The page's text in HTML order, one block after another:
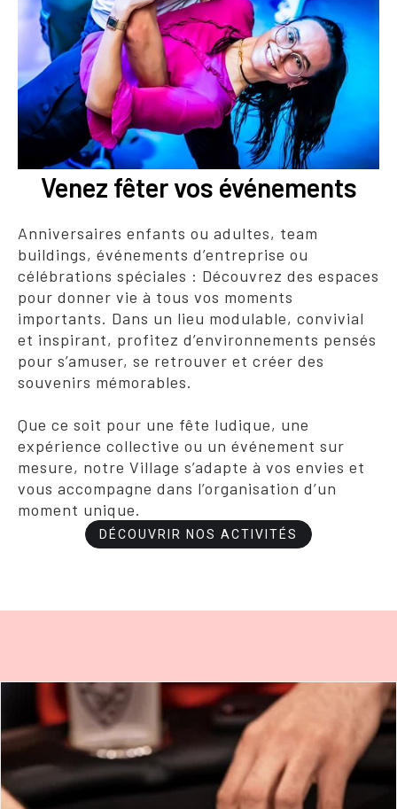
Venez fêter vos événements
Anniversaires enfants ou adultes, team
buildings, événements d’entreprise ou
célébrations spéciales : Découvrez des espaces
pour donner vie à tous vos moments
importants. Dans un lieu modulable, convivial
et inspirant, profitez d’environnements pensés
pour s’amuser, se retrouver et créer des
souvenirs mémorables.
Que ce soit pour une fête ludique, une
expérience collective ou un événement sur
mesure, notre Village s’adapte à vos envies et
vous accompagne dans l’organisation d’un
moment unique.
DÉCOUVRIR NOS ACTIVITÉS